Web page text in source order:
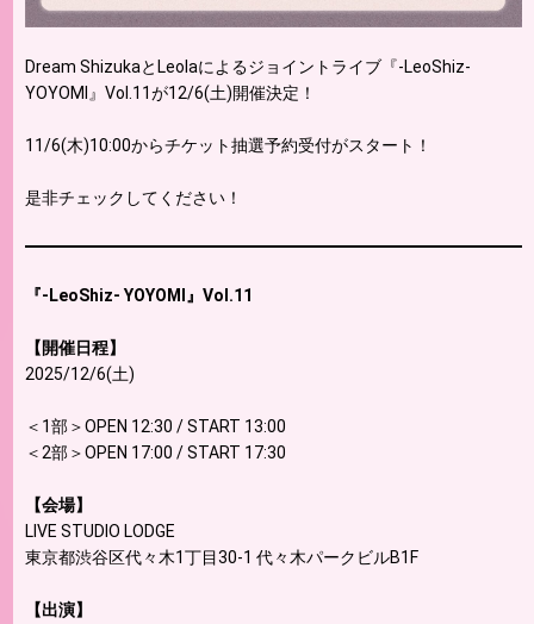
Dream ShizukaとLeolaによるジョイントライブ『-LeoShiz-
YOYOMI』Vol.11が12/6(土)開催決定！
11/6(木)10:00からチケット抽選予約受付がスタート！
是非チェックしてください！
『-LeoShiz- YOYOMI』Vol.11
【開催日程】
2025/12/6(土)
＜1部＞OPEN 12:30 / START 13:00
＜2部＞OPEN 17:00 / START 17:30
【会場】
LIVE STUDIO LODGE
東京都渋谷区代々木1丁目30-1 代々木パークビルB1F
【出演】